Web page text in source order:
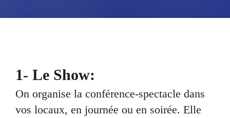
1- Le Show:
On organise la conférence-spectacle dans
vos locaux, en journée ou en soirée. Elle